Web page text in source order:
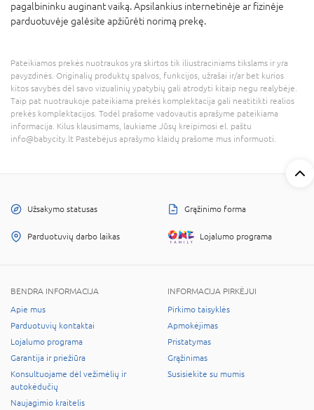
pagalbininku auginant vaiką. Apsilankius internetinėje ar fizinėje
parduotuvėje galėsite apžiūrėti norimą prekę.
Pateikiamos prekės nuotraukos yra skirtos tik iliustraciniams tikslams ir yra
pavyzdinės. Originalių produktų spalvos, funkcijos, užrašai ir/ar bet kurios
kitos savybės dėl savo vizualinių ypatybių gali atrodyti kitaip negu realybėje.
Taip pat nuotraukoje pateikiama prekės komplektacija gali neatitikti realios
prekės komplektacijos. Todėl prašome vadovautis aprašyme pateikiama
informacija. Kilus klausimams, laukiame Jūsų kreipimosi el. paštu
info@babycity.lt Pastebėjus aprašymo klaidų prašome mus informuoti.
Užsakymo statusas Grąžinimo forma
Parduotuvių darbo laikas Lojalumo programa
BENDRA INFORMACIJA
Apie mus
Parduotuvių kontaktai
Lojalumo programa
Garantija ir priežiūra
Konsultuojame dėl vežimėlių ir
autokėdučių
Naujagimio kraitelis
INFORMACIJA PIRKĖJUI
Pirkimo taisyklės
Apmokėjimas
Pristatymas
Grąžinimas
Susisiekite su mumis